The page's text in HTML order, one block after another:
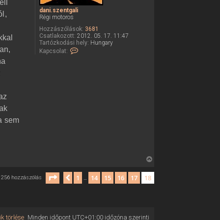
dani.szentgali
Régi motoros
Hozzászólások: 3681
Csatlakozott: 2012. 05. 17. 11:47
Tartózkodási hely: Hungary
Kapcsolat:
d
z
sem
256 hozzászólás Oldal:18/ 18
Előző
1 … 14 15 16 17 18
Minden időpont UTC+01:00időzóna szerinti
törlése